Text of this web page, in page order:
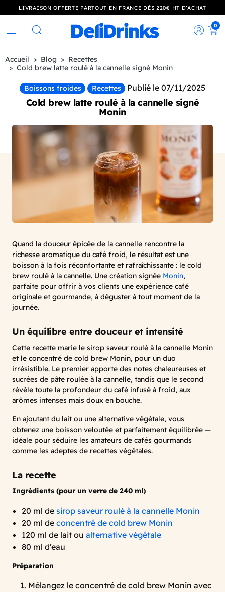
LIVRAISON OFFERTE PARTOUT EN FRANCE DÈS 220€ HT D’ACHAT
Rechercher
0
Accueil Blog
Recettes
Cold brew latte roulé à la cannelle signé Monin
Boissons froides Recettes Publié le 07/11/2025
Cold brew latte roulé à la cannelle signé
Monin
Quand la douceur épicée de la cannelle rencontre la
richesse aromatique du café froid, le résultat est une
boisson à la fois réconfortante et rafraîchissante : le cold
brew roulé à la cannelle. Une création signée Monin,
parfaite pour offrir à vos clients une expérience café
originale et gourmande, à déguster à tout moment de la
journée.
Un équilibre entre douceur et intensité
Cette recette marie le sirop saveur roulé à la cannelle Monin
et le concentré de cold brew Monin, pour un duo
irrésistible. Le premier apporte des notes chaleureuses et
sucrées de pâte roulée à la cannelle, tandis que le second
révèle toute la profondeur du café infusé à froid, aux
arômes intenses mais doux en bouche.
En ajoutant du lait ou une alternative végétale, vous
obtenez une boisson veloutée et parfaitement équilibrée —
idéale pour séduire les amateurs de cafés gourmands
comme les adeptes de recettes végétales.
La recette
Ingrédients (pour un verre de 240 ml)
20 ml desirop saveur roulé à la cannelle Monin
20 ml deconcentré de cold brew Monin
120 ml de lait ou alternative végétale
80 ml d’eau
Préparation
Mélangez le concentré de cold brew Monin avec